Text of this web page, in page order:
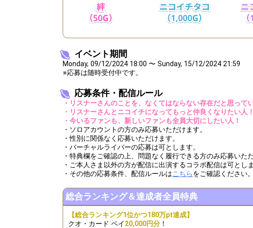
Throw gifts to the stage and join the live performance.
First, try throwing free Stars (once a day)! You can also charge Show
(available from 1 JPY)! When you continue to send gifts to the
popularity ranking and your ranking go up.
To send performers paid items, you must use Show Gold.
イベント期間
Monday, 09/12/2024 18:00 〜 Sunday, 15/12/2024 21:59
※応募は随時受付中です。
応募条件・配信ルール
・リスナーさんのことを、なくてはならない存在だと思って
・リスナーさんとニコイチになってもっと仲良くなりたい人！
・今いるファンも、新しいファンも全員大切にしたい人！
・ソロアカウントの方のみ応募いただけます。
・性別に関係なく応募いただけます。
・バーチャルライバーの応募は可とします。
・特典欄をご確認の上、問題なく履行できる方のみ応募いた
・ご本人さま以外の方が配信に出演するコラボ配信は可としま
・その他の応募条件、配信ルールはこちらをご確認ください。
総合ランキング＆達成者全員特典
【総合ランキング1位かつ180万pt達成】
クオ・カード ペイ20,000円分 ！